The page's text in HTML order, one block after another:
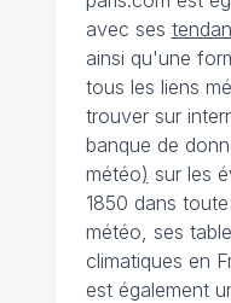
avec ses
ainsi qu'une
tous les liens
trouver sur
banque de
météo) sur les
1850 dans
météo, ses
climatiques en
est également